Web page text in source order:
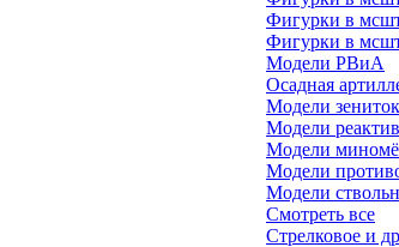
Фигурки в
Фигурки в
Модели РВиА
Осадная
Модели зениток
Модели
Модели
Модели
Модели
Смотреть все
Стрелковое и